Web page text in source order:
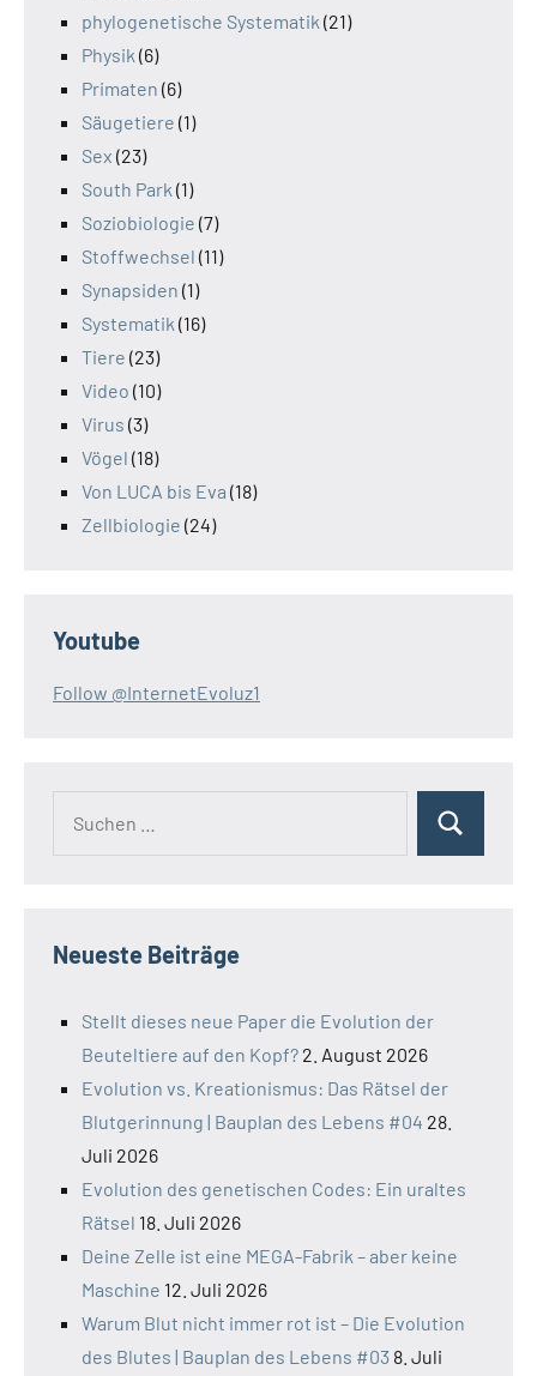
phylogenetische Systematik (21)
Physik (6)
Primaten (6)
Säugetiere (1)
Sex (23)
South Park (1)
Soziobiologie (7)
Stoffwechsel (11)
Synapsiden (1)
Systematik (16)
Tiere (23)
Video (10)
Virus (3)
Vögel (18)
Von LUCA bis Eva (18)
Zellbiologie (24)
Youtube
Follow @InternetEvoluz1
Suchen
Neueste Beiträge
Stellt dieses neue Paper die Evolution der
Beuteltiere auf den Kopf? 2. August 2026
Evolution vs. Kreationismus: Das Rätsel der
Blutgerinnung | Bauplan des Lebens #04 28.
Juli 2026
Evolution des genetischen Codes: Ein uraltes
Rätsel 18. Juli 2026
Deine Zelle ist eine MEGA-Fabrik – aber keine
Maschine 12. Juli 2026
Warum Blut nicht immer rot ist – Die Evolution
des Blutes | Bauplan des Lebens #03 8. Juli